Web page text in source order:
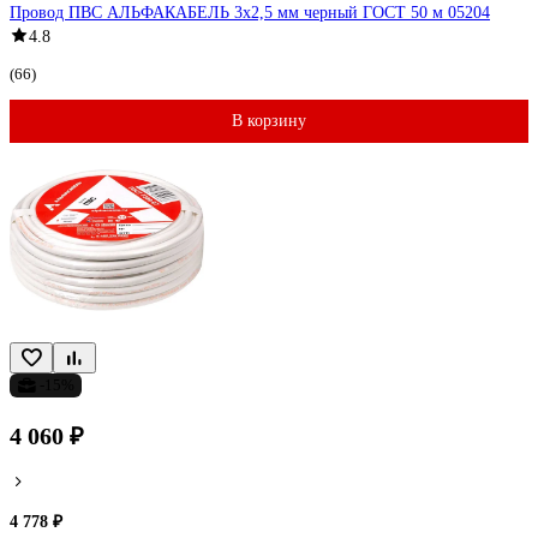
Провод ПВС АЛЬФАКАБЕЛЬ 3х2,5 мм черный ГОСТ 50 м 05204
4.8
(66)
В корзину
4 060 ₽
4 778 ₽